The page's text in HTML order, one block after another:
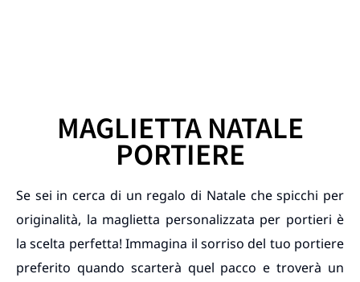
MAGLIETTA NATALE
PORTIERE
Se sei in cerca di un regalo di Natale che spicchi per
originalità, la maglietta personalizzata per portieri è
la scelta perfetta! Immagina il sorriso del tuo portiere
preferito quando scarterà quel pacco e troverà un